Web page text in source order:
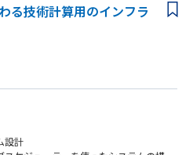
だきます。
Azure）におけるサーバレスアーキテ
ェア設計および実装
連の開発業務
計
・評価
プロジェクトを前に進められる方
る技術計算用のインフラ
設計